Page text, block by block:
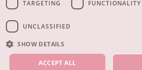
NUESTROS PRODUCTOS
© 2023 - 2026 Diadermine
TARGETING FUNCTIONALITY
UNCLASSIFIED
SHOW DETAILS
ACCEPT ALL